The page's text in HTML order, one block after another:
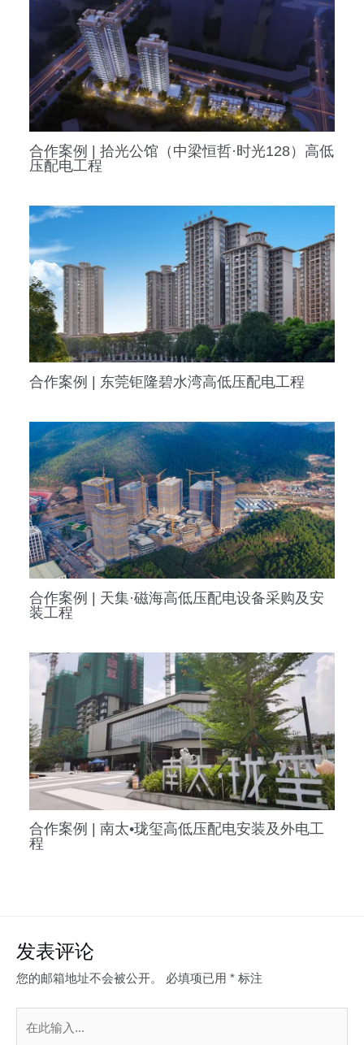
合作案例 | 拾光公馆（中梁恒哲·时光128）高低
压配电工程
合作案例 | 东莞钜隆碧水湾高低压配电工程
合作案例 | 天集·磁海高低压配电设备采购及安
装工程
合作案例 | 南太•珑玺高低压配电安装及外电工
程
发表评论
您的邮箱地址不会被公开。 必填项已用 * 标注